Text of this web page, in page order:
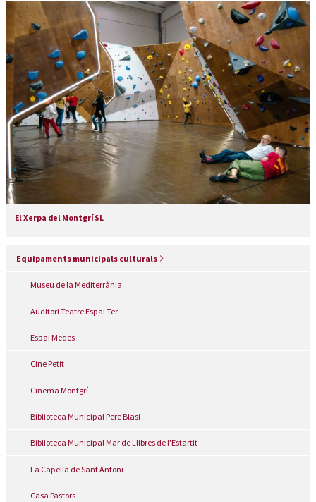
El Xerpa del Montgrí SL
Equipaments municipals culturals
Museu de la Mediterrània
Auditori Teatre Espai Ter
Espai Medes
Cine Petit
Cinema Montgrí
Biblioteca Municipal Pere Blasi
Biblioteca Municipal Mar de Llibres de l'Estartit
La Capella de Sant Antoni
Casa Pastors